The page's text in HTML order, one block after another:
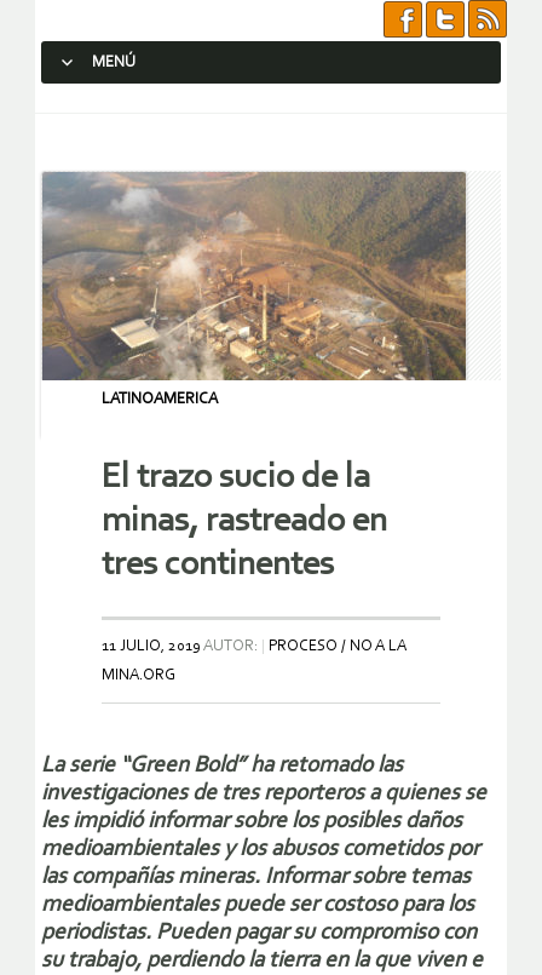
MENÚ
LATINOAMERICA
El trazo sucio de la
minas, rastreado en
tres continentes
11 JULIO, 2019 AUTOR:
PROCESO / NO A LA
MINA.ORG
La serie “Green Bold” ha retomado las
investigaciones de tres reporteros a quienes se
les impidió informar sobre los posibles daños
medioambientales y los abusos cometidos por
las compañías mineras. Informar sobre temas
medioambientales puede ser costoso para los
periodistas. Pueden pagar su compromiso con
su trabajo, perdiendo la tierra en la que viven e